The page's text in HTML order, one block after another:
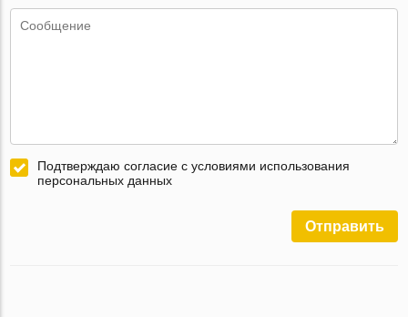
Подтверждаю согласие с условиями использования
персональных данных
Отправить